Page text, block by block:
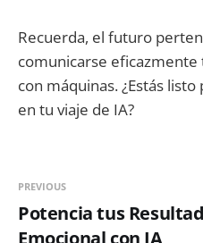
Recuerda, el futuro
comunicarse
con máquinas. ¿Estás
en tu viaje de IA?
PREVIOUS
Potencia tus